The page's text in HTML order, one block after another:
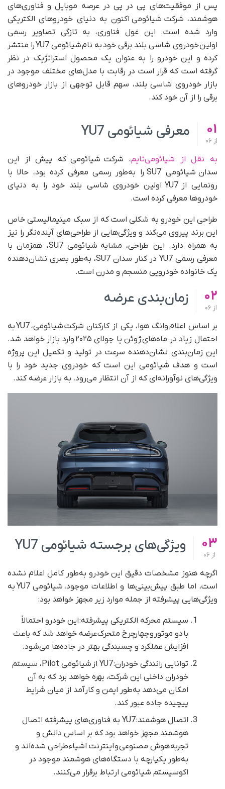
پس از موفقیت‌های پی در پی در عرصه موبایل و فناوری‌های
هوشمند، شرکت شیائومی اکنون به دنیای خودروهای الکتریکی
وارد شده است. این غول فناوری، به تازگی تصاویر رسمی
اولین خودروی شاسی بلند برقی خود به نام شیائومی YU7 را منتشر
کرده و این خودرو را به عنوان یک محصول استراتژیک در نظر
گرفته است که قرار است در رقابت با مدل‌های مختلف موجود در
بازار خودروی شاسی بلند، سهم قابل توجهی از بازار خودروهای
برقی را از آن خود کند.
01
از
معرفی شیائومی YU7
به نقل از شیائومی‌تایم، شرکت شیائومی که پیش از این
سدان شیائومی SU7 را به‌طور رسمی معرفی کرده بود، حالا با
رونمایی از YU7 اولین خودروی شاسی بلند خود را به دنیای
خودروها معرفی کرده است.
طراحی این خودرو به شکلی است که از سبک مینیمالیستی خاص
این برند پیروی می‌کند و ویژگی‌هایی از طراحی‌های آینده‌نگر را نیز
به همراه دارد. این طراحی، مشابه شیائومی SU7، همزمان با
معرفی رسمی YU7 در کنار سدان SU7، به‌طور بصری نشان‌دهنده
یک خانواده خودرویی منسجم و مدرن است.
02
از
زمان‌بندی عرضه
بر اساس اعلام وانگ هوا، یکی از کارکنان شرکت شیائومی، YU7 به
احتمال زیاد در ماه‌های ژوئن یا جولای ۲۰۲۵ وارد بازار خواهد شد.
این زمان‌بندی نشان‌دهنده سرعت در تولید و تکمیل این پروژه
است و هدف شیائومی این است که خودروی جدید خود را با
ویژگی‌های نوآورانه‌ای که از آن انتظار می‌رود، به بازار عرضه کند.
03
از
ویژگی‌های برجسته شیائومی YU7
اگرچه هنوز مشخصات دقیق این خودرو به‌طور کامل اعلام نشده
است، اما طبق پیش‌بینی‌ها و اطلاعات موجود، شیائومی YU7 به
ویژگی‌هایی پیشرفته از جمله موارد زیر مجهز خواهد بود:
سیستم محرکه الکتریکی پیشرفته: این خودرو احتمالاً
با دو موتور و چهارچرخ متحرک عرضه خواهد شد که باعث
افزایش عملکرد و چسبندگی بهتر در جاده‌ها می‌شود.
توانایی رانندگی خودران: YU7 از شیائومی Pilot، سیستم
خودران داخلی این شرکت، بهره خواهد برد که به آن
امکان می‌دهد به‌طور ایمن و کارآمد از میان شرایط
پیچیده جاده عبور کند.
اتصال هوشمند: YU7 به فناوری‌های پیشرفته اتصال
هوشمند مجهز خواهد بود که بر اساس دانش و
تجربه هوش مصنوعی و اینترنت اشیاء طراحی شده‌اند و
به‌طور یکپارچه با دستگاه‌های هوشمند موجود در
اکوسیستم شیائومی ارتباط برقرار می‌کنند.